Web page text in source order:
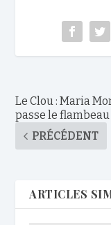
Le Clou : Maria
passe le flambeau
PRÉCÉDENT
ARTICLES